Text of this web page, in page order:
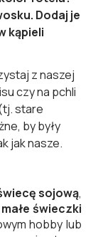
Dodaj je
kąpieli
z naszej
czy na pchli
stare
by były
jak nasze.
sojową,
małe świeczki
hobby lub